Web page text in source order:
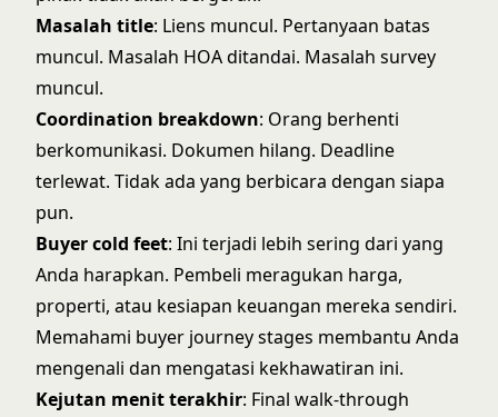
Masalah title: Liens muncul. Pertanyaan batas
muncul. Masalah HOA ditandai. Masalah survey
muncul.
Coordination breakdown: Orang berhenti
berkomunikasi. Dokumen hilang. Deadline
terlewat. Tidak ada yang berbicara dengan siapa
pun.
Buyer cold feet: Ini terjadi lebih sering dari yang
Anda harapkan. Pembeli meragukan harga,
properti, atau kesiapan keuangan mereka sendiri.
Memahami buyer journey stages membantu Anda
mengenali dan mengatasi kekhawatiran ini.
Kejutan menit terakhir: Final walk-through